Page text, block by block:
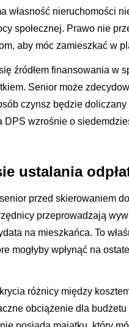
własność nieruchomości
społecznej. Prawo nie
aby móc zamieszkać w
źródłem finansowania w
Senior może
czynsz będzie
DPS wzrośnie o
ustalania
przed skierowaniem
przeprowadzają
na mieszkańca. To
mogłyby wpłynąć na
różnicy między
obciążenie dla